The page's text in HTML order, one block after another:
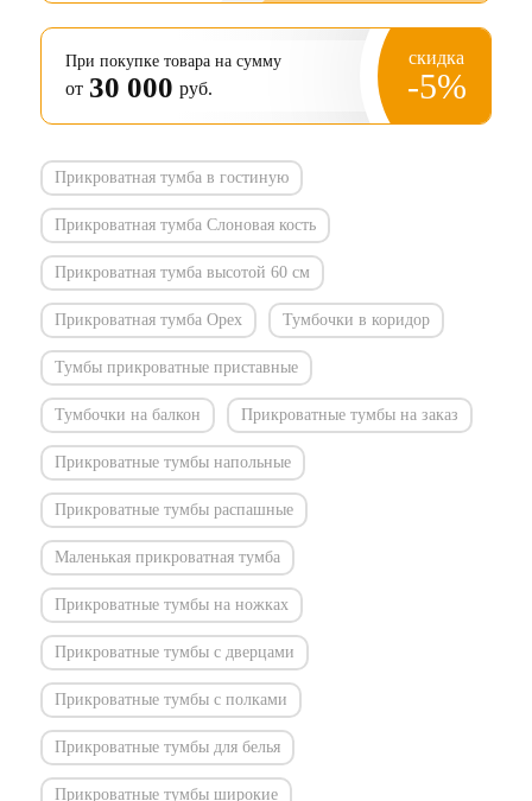
При покупке товара на сумму
от 30 000 руб.
скидка
-5%
Прикроватная тумба в гостиную
Прикроватная тумба Слоновая кость
Прикроватная тумба высотой 60 см
Прикроватная тумба Орех Тумбочки в коридор
Тумбы прикроватные приставные
Тумбочки на балкон Прикроватные тумбы на заказ
Прикроватные тумбы напольные
Прикроватные тумбы распашные
Маленькая прикроватная тумба
Прикроватные тумбы на ножках
Прикроватные тумбы с дверцами
Прикроватные тумбы с полками
Прикроватные тумбы для белья
Прикроватные тумбы широкие